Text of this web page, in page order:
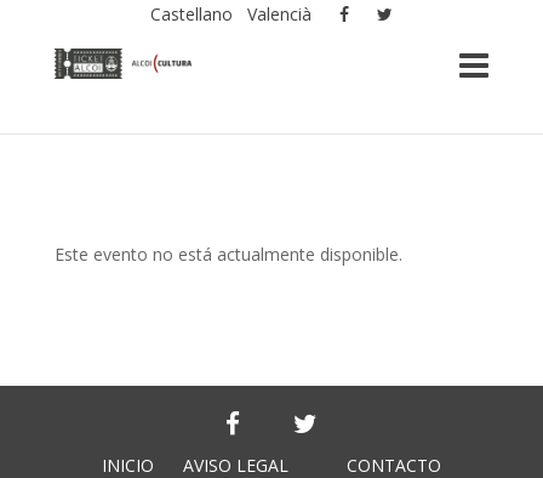
Castellano Valencià
Este evento no está actualmente disponible.
INICIO AVISO LEGAL CONTACTO